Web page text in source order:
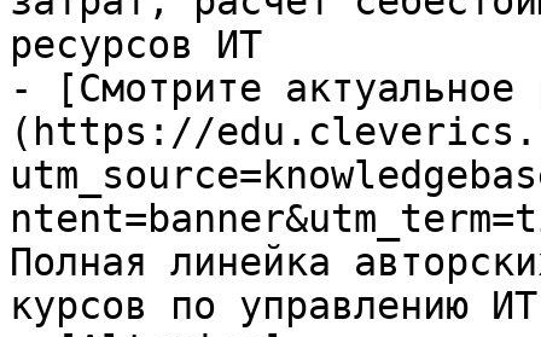
ресурсов ИТ
- [Смотрите актуальное
(https://
Полная линейка
курсов по управлению ИТ